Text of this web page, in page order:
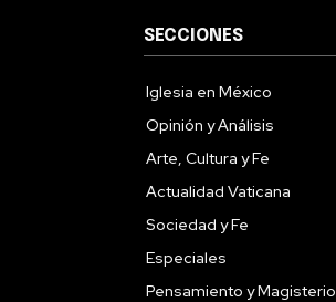
SECCIONES
Iglesia en México
Opinión y Análisis
Arte, Cultura y Fe
Actualidad Vaticana
Sociedad y Fe
Especiales
Pensamiento y Magisterio